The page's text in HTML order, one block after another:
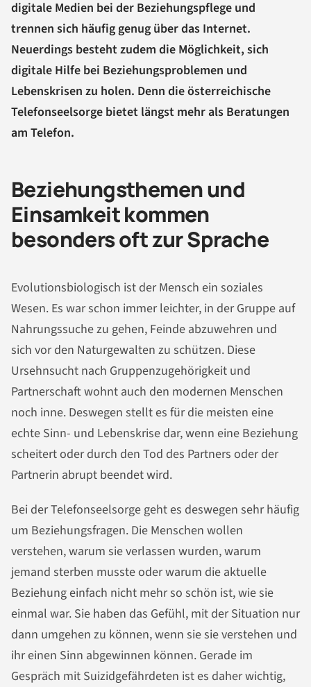
digitale Medien bei der Beziehungspflege und
trennen sich häufig genug über das Internet.
Neuerdings besteht zudem die Möglichkeit, sich
digitale Hilfe bei Beziehungsproblemen und
Lebenskrisen zu holen. Denn die österreichische
Telefonseelsorge bietet längst mehr als Beratungen
am Telefon.
Beziehungsthemen und
Einsamkeit kommen
besonders oft zur Sprache
Evolutionsbiologisch ist der Mensch ein soziales
Wesen. Es war schon immer leichter, in der Gruppe auf
Nahrungssuche zu gehen, Feinde abzuwehren und
sich vor den Naturgewalten zu schützen. Diese
Ursehnsucht nach Gruppenzugehörigkeit und
Partnerschaft wohnt auch den modernen Menschen
noch inne. Deswegen stellt es für die meisten eine
echte Sinn- und Lebenskrise dar, wenn eine Beziehung
scheitert oder durch den Tod des Partners oder der
Partnerin abrupt beendet wird.
Bei der Telefonseelsorge geht es deswegen sehr häufig
um Beziehungsfragen. Die Menschen wollen
verstehen, warum sie verlassen wurden, warum
jemand sterben musste oder warum die aktuelle
Beziehung einfach nicht mehr so schön ist, wie sie
einmal war. Sie haben das Gefühl, mit der Situation nur
dann umgehen zu können, wenn sie sie verstehen und
ihr einen Sinn abgewinnen können. Gerade im
Gespräch mit Suizidgefährdeten ist es daher wichtig,